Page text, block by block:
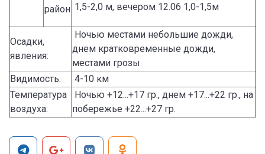
район 1,5-2,0 м, вечером 12.06 1,0-1,5м
Осадки,
явления:
Ночью местами небольшие дожди,
днем кратковременные дожди,
местами грозы
Видимость:
4-10 км
Температура
воздуха:
Ночью +12...+17 гр., днем +17...+22 гр., на
побережье +22...+27 гр.